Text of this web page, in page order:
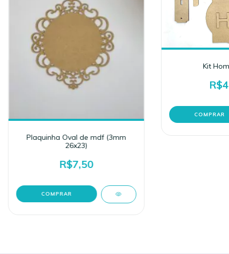
Plaquinha Oval de mdf (3mm
26x23)
R$7,50
Kit